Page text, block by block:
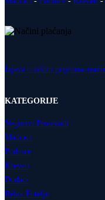
Izjava o zaštiti prijenosa
KATEGORIJE
Negorivi Proizvodi
Madraci
Podnice
Kreveti
Dodaci
Relax Fotelje